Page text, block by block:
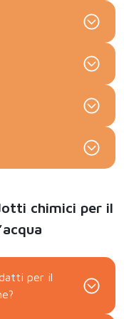
chimici per il
per il